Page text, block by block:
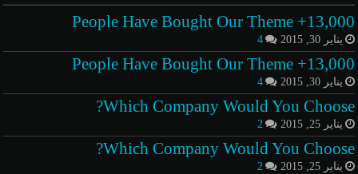
13,000+ People Have Bought Our Theme
يناير 30, 2015 4
13,000+ People Have Bought Our Theme
يناير 30, 2015 4
Which Company Would You Choose?
يناير 25, 2015 2
Which Company Would You Choose?
يناير 25, 2015 2